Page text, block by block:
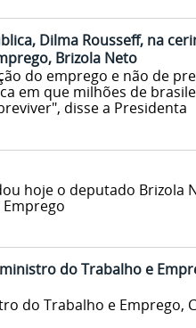
Dilma Rousseff, na
Brizola Neto
do emprego e não de
em que milhões de
disse a Presidenta
hoje o deputado Brizola
do Trabalho e
do Trabalho e Emprego,